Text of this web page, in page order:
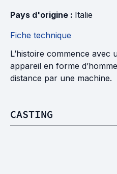
Pays d'origine : Italie
Fiche technique
L’histoire commence avec
appareil en forme
distance par une machine.
CASTING